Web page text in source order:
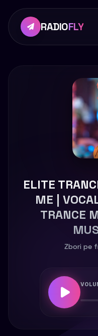
RADIOFLY
ELITE
ME |
TRANCE
Zbori pe